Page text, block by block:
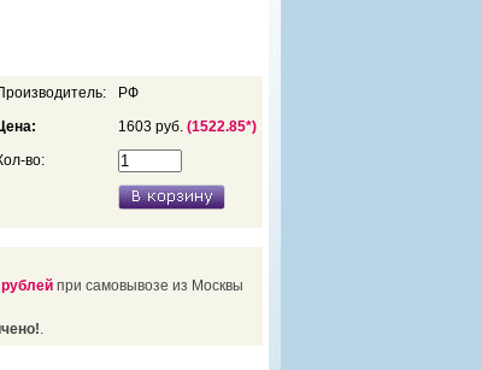
РФ
1603 руб. (1522.85*)
во:
при самовывозе из Москвы
.